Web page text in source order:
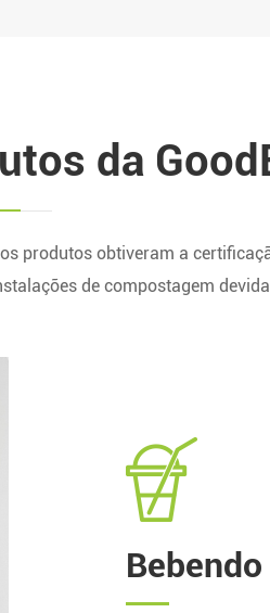
da
obtiveram a
de compostagem
Bebendo